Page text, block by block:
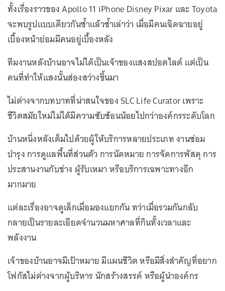
ทั้งเรื่องราวของ Apollo 11 iPhone Disney Pixar และ Toyota
จะพบรูปแบบเดียวกันซ้ำแล้วซ้ำเล่าว่า เมื่อมีคนเฉิดฉายอยู่
เบื้องหน้าย่อมมีคนอยู่เบื้องหลัง
ทีมงานหลังบ้านอาจไม่ได้เป็นเจ้าของแสงสปอตไลต์ แต่เป็น
คนที่ทำให้แสงนั้นส่องสว่างขึ้นมา
ไม่ต่างจากบทบาทที่น่าสนใจของ SLC Life Curator เพราะ
ชีวิตสมัยใหม่ไม่ได้มีความซับซ้อนน้อยไปกว่าองค์กรระดับโลก
บ้านหนึ่งหลังเต็มไปด้วยผู้ให้บริการหลายประเภท งานซ่อม
บำรุง การดูแลพื้นที่ส่วนตัว การนัดหมาย การจัดการพัสดุ การ
ประสานงานกับช่าง ผู้รับเหมา หรือบริการเฉพาะทางอีก
มากมาย
แต่ละเรื่องอาจดูเล็กเมื่อมองแยกกัน ทว่าเมื่อรวมกันกลับ
กลายเป็นรายละเอียดจำนวนมหาศาลที่กินทั้งเวลาและ
พลังงาน
เจ้าของบ้านอาจมีเป้าหมาย มีแผนชีวิต หรือมีสิ่งสำคัญที่อยาก
โฟกัสไม่ต่างจากผู้บริหาร นักสร้างสรรค์ หรือผู้นำองค์กร